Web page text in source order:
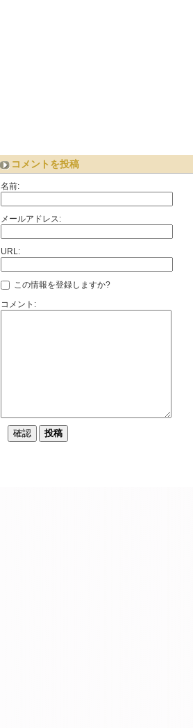
コメントを投稿
名前:
メールアドレス:
URL:
この情報を登録しますか?
コメント: